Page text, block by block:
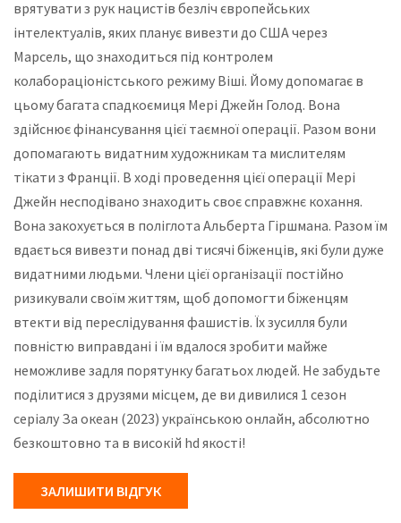
врятувати з рук нацистів безліч європейських
інтелектуалів, яких планує вивезти до США через
Марсель, що знаходиться під контролем
колабораціоністського режиму Віші. Йому допомагає в
цьому багата спадкоємиця Мері Джейн Голод. Вона
здійснює фінансування цієї таємної операції. Разом вони
допомагають видатним художникам та мислителям
тікати з Франції. В ході проведення цієї операції Мері
Джейн несподівано знаходить своє справжнє кохання.
Вона закохується в поліглота Альберта Гіршмана. Разом їм
вдається вивезти понад дві тисячі біженців, які були дуже
видатними людьми. Члени цієї організації постійно
ризикували своїм життям, щоб допомогти біженцям
втекти від переслідування фашистів. Їх зусилля були
повністю виправдані і їм вдалося зробити майже
неможливе задля порятунку багатьох людей. Не забудьте
поділитися з друзями місцем, де ви дивилися 1 сезон
серіалу За океан (2023) українською онлайн, абсолютно
безкоштовно та в високій hd якості!
ЗАЛИШИТИ ВІДГУК